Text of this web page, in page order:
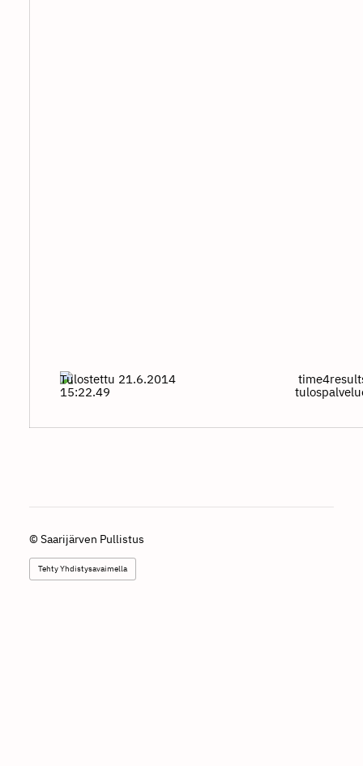
Tulostettu 21.6.2014
15:22.49
© Saarijärven Pullistus
Tehty Yhdistysavaimella